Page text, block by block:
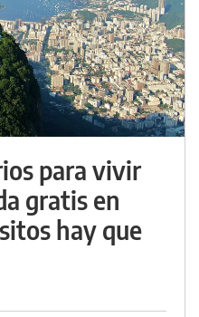
para vivir
gratis en
hay que